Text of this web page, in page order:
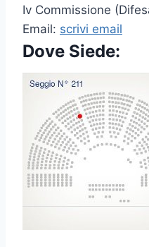
Iv Commissione
Email: scrivi email
Dove Siede: